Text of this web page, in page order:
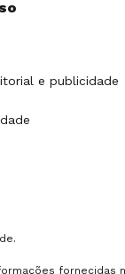
e publicidade
fornecidas